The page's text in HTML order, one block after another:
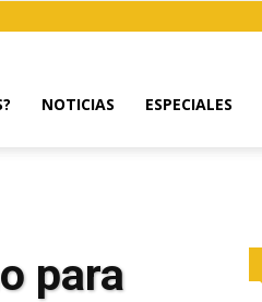
NOTICIAS ESPECIALES
para